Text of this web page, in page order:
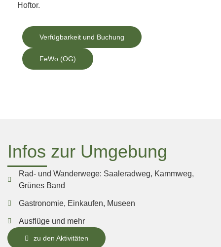
Hoftor.
Verfügbarkeit und Buchung
FeWo (OG)
Infos zur Umgebung
Rad- und Wanderwege: Saaleradweg, Kammweg,
Grünes Band
Gastronomie, Einkaufen, Museen
Ausflüge und mehr
zu den Aktivitäten